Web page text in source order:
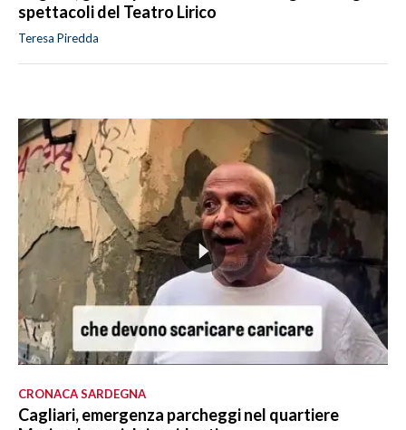
spettacoli del Teatro Lirico
Teresa Piredda
CRONACA SARDEGNA
Cagliari, emergenza parcheggi nel quartiere